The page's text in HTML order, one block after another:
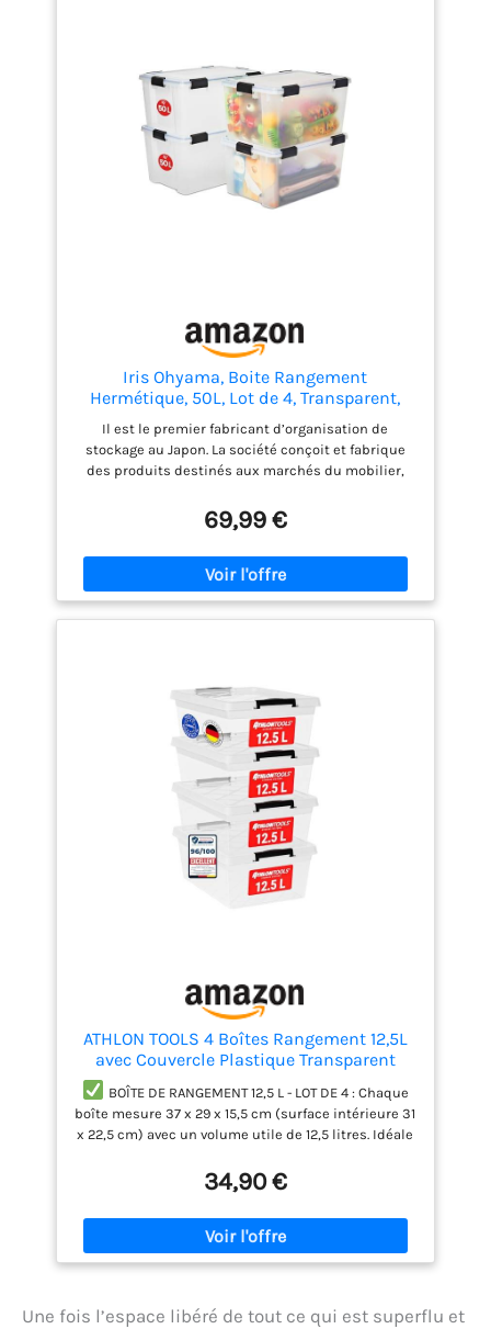
plus, elle facilitera le transport d'un endroit à un
autre grâce à sa structure stable et solide pouvant
résister à la charge recommandée DESIGN DE LA
CAISSE DE RANGEMENT : La forme de ce produit a été
pensée pour s'adapter à différents styles et goûts
pouvant servir dans plusieurs endroits, de plus,
son couvercle solide et renforcé permet d'empiler
Iris Ohyama, Boite Rangement
Hermétique, 50L, Lot de 4, Transparent,
Couvercle avec Joint Etanche, 6 Clips de
Fermeture, Empilable, pour Exterieur,
Garage, Vetement, Anti Poussiere, Sans
BPA, AT-L
Il est le premier fabricant d’organisation de
stockage au Japon. La société conçoit et fabrique
des produits destinés aux marchés du mobilier,
des produits de bureau et des fournitures pour
animaux de compagnie.
69,99 €
ATHLON TOOLS 4 Boîtes Rangement 12,5L
avec Couvercle Plastique Transparent
BOÎTE DE RANGEMENT 12,5 L - LOT DE 4 : Chaque
boîte mesure 37 x 29 x 15,5 cm (surface intérieure 31
x 22,5 cm) avec un volume utile de 12,5 litres. Idéale
accessoires, documents, fournitures de bureau ou
objets du quotidien dans une armoire, un placard,
une étagère, une chambre ou un garage.
BOÎTE
PLASTIQUE ALIMENTAIRE SANS BPA : Fabriquée en
polypropylène (PP) de qualité alimentaire et sans
se nettoie facilement. Convient également pour
34,90 €
Une fois l’espace libéré de tout ce qui est superflu et